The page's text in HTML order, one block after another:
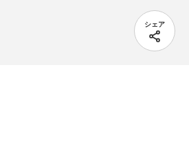
シェア